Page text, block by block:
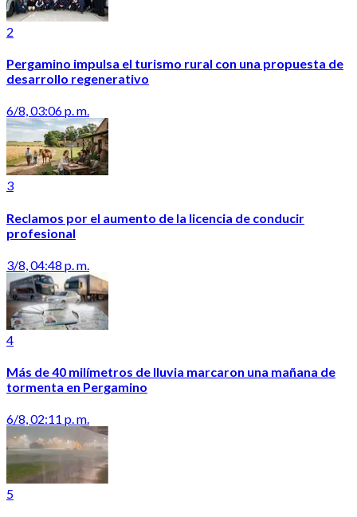
2
Pergamino impulsa el turismo rural con una propuesta de
desarrollo regenerativo
6/8, 03:06 p. m.
3
Reclamos por el aumento de la licencia de conducir
profesional
3/8, 04:48 p. m.
4
Más de 40 milímetros de lluvia marcaron una mañana de
tormenta en Pergamino
6/8, 02:11 p. m.
5